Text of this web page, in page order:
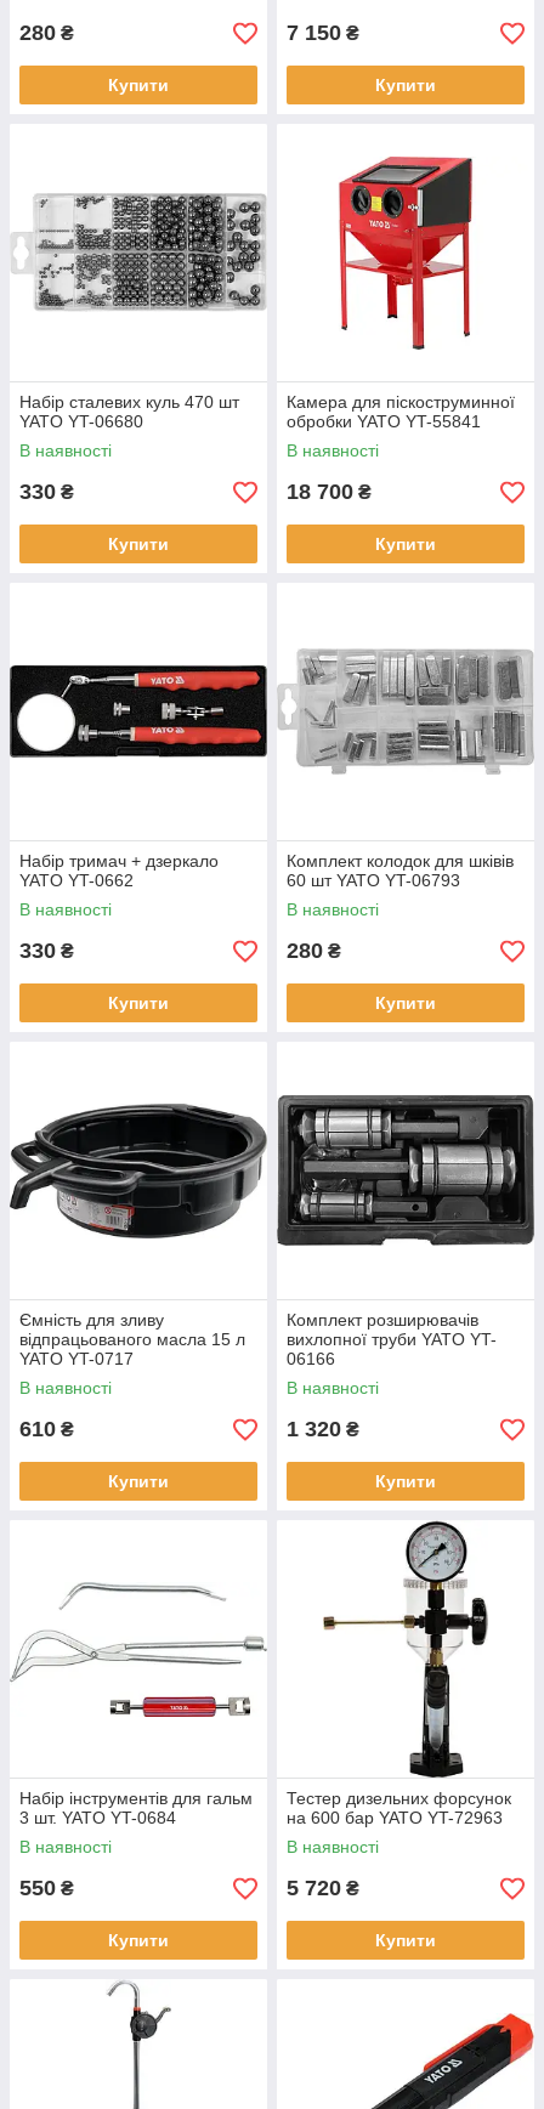
280 ₴
Купити
7 150 ₴
Купити
Набір сталевих куль 470 шт
YATO YT-06680
В наявності
330 ₴
Купити
Камера для піскоструминної
обробки YATO YT-55841
В наявності
18 700 ₴
Купити
Набір тримач + дзеркало
YATO YT-0662
В наявності
330 ₴
Купити
Комплект колодок для шківів
60 шт YATO YT-06793
В наявності
280 ₴
Купити
Ємність для зливу
відпрацьованого масла 15 л
YATO YT-0717
В наявності
610 ₴
Купити
Комплект розширювачів
вихлопної труби YATO YT-
06166
В наявності
1 320 ₴
Купити
Набір інструментів для гальм
3 шт. YATO YT-0684
В наявності
550 ₴
Купити
Тестер дизельних форсунок
на 600 бар YATO YT-72963
В наявності
5 720 ₴
Купити